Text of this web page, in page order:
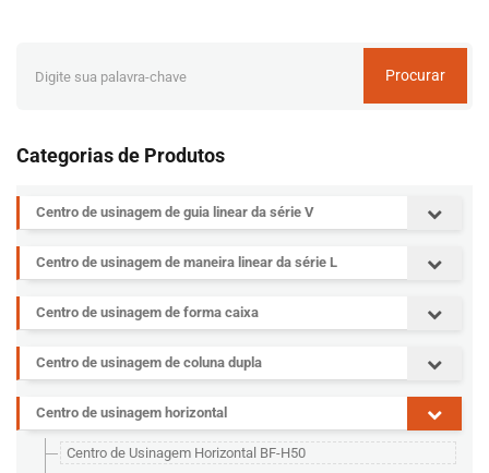
Procurar
Categorias de Produtos
Centro de usinagem de guia linear da série V
Centro de usinagem de maneira linear da série L
Centro de usinagem de forma caixa
Centro de usinagem de coluna dupla
Centro de usinagem horizontal
Centro de Usinagem Horizontal BF-H50